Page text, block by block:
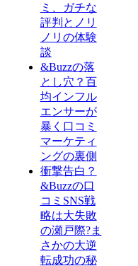
ミ、ガチな
評判とノリ
ノリの体験
談
&Buzzの落
とし穴？百
均インフル
エンサーが
暴く口コミ
マーケティ
ングの裏側
衝撃告白？
&Buzzの口
コミSNS戦
略は大失敗
の瀬戸際?ま
さかの大逆
転成功の秘